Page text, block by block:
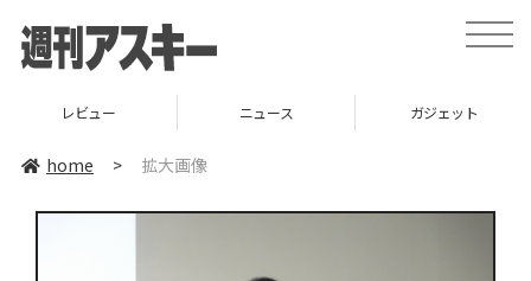
toggle
レビュー ニュース ガジェット
home > 拡大画像